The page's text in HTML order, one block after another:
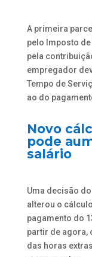
A primeira
pelo Imposto de
pela
empregador
Tempo de
ao do
Novo
pode
salário
Uma decisão
alterou o
pagamento do
partir de agora,
das horas